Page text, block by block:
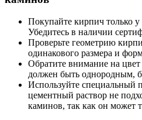
Покупайте кирпич только
Убедитесь в наличии
Проверьте геометрию
одинакового размера и
Обратите внимание на
должен быть однородным,
Используйте специальный
цементный раствор не
каминов, так как он может